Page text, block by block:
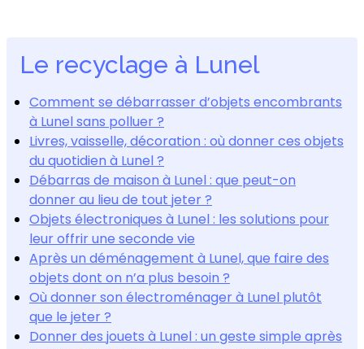
Le recyclage à Lunel
Comment se débarrasser d’objets encombrants
à Lunel sans polluer ?
Livres, vaisselle, décoration : où donner ces objets
du quotidien à Lunel ?
Débarras de maison à Lunel : que peut-on
donner au lieu de tout jeter ?
Objets électroniques à Lunel : les solutions pour
leur offrir une seconde vie
Après un déménagement à Lunel, que faire des
objets dont on n’a plus besoin ?
Où donner son électroménager à Lunel plutôt
que le jeter ?
Donner des jouets à Lunel : un geste simple après